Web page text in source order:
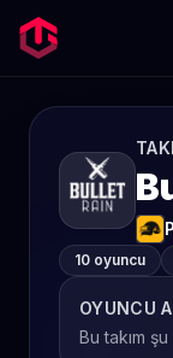
10 oyuncu
OYUNCU
Bu takım